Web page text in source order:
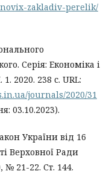
zakladiv-perelik/
Серія: Економіка і
2020. 238 с. URL:
journals/2020/31
03.10.2023).
України від 16
Верховної Ради
№ 21-22. Ст. 144.